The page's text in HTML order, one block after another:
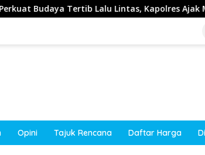
Lintas, Kapolres Ajak Masyarakat Jadi
Opini Tajuk Rencana Daftar Harga